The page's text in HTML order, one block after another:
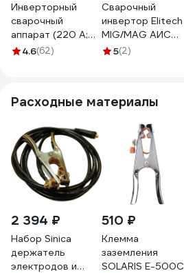
Инверторный
сварочный
аппарат (220 А;
дисплей; кабель
4.6(62)
Сварочный
инвертор Elitech
MIG/MAG АИС
220 СИН ЖК
5(2)
Расходные материалы
2 394 ₽
Набор Sinica
держатель
электродов и
510 ₽
Клемма
заземления
SOLARIS E-500C